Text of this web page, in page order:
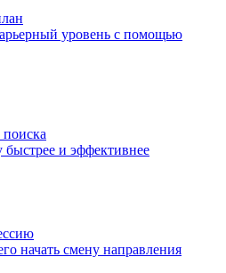
уровень с помощью
поиска
и эффективнее
начать смену направления